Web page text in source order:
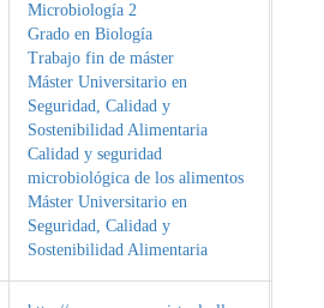
Microbiología 2
Grado en Biología
Trabajo fin de máster
Máster Universitario en
Seguridad, Calidad y
Sostenibilidad Alimentaria
Calidad y seguridad
microbiológica de los alimentos
Máster Universitario en
Seguridad, Calidad y
Sostenibilidad Alimentaria